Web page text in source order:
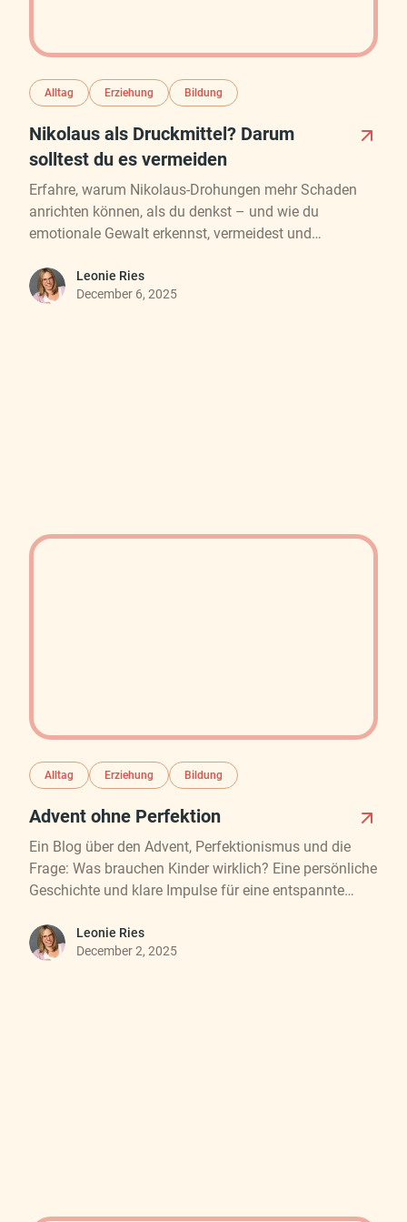
Alltag Erziehung Bildung
Nikolaus als Druckmittel? Darum
solltest du es vermeiden
Erfahre, warum Nikolaus-Drohungen mehr Schaden
anrichten können, als du denkst – und wie du
emotionale Gewalt erkennst, vermeidest und
Für eine liebevolle, magische Adventszeit ohne Angst
und Beschämung.
Leonie Ries
December 6, 2025
Alltag Erziehung Bildung
Advent ohne Perfektion
Ein Blog über den Advent, Perfektionismus und die
Frage: Was brauchen Kinder wirklich? Eine persönliche
Geschichte und klare Impulse für eine entspannte
Leonie Ries
December 2, 2025